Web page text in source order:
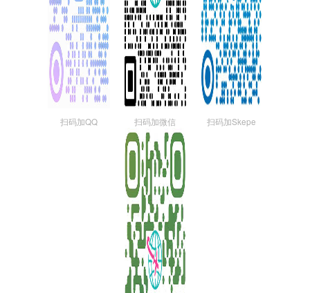
扫码加QQ 扫码加微信 扫码加Skepe